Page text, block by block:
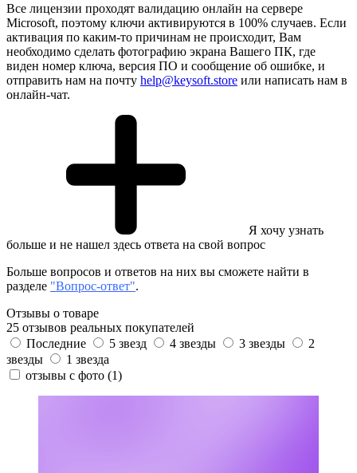
Все лицензии проходят валидацию онлайн на сервере
Microsoft, поэтому ключи активируются в 100% случаев. Если
активация по каким-то причинам не происходит, Вам
необходимо сделать фотографию экрана Вашего ПК, где
виден номер ключа, версия ПО и сообщение об ошибке, и
отправить нам на почту help@keysoft.store или написать нам в
онлайн-чат.
Я хочу узнать
больше и не нашел здесь ответа на свой вопрос
Больше вопросов и ответов на них вы сможете найти в
разделе "Вопрос-ответ".
Отзывы о товаре
25 отзывов реальных покупателей
Последние
5 звезд 4 звезды 3 звезды
2
звезды
1 звезда
отзывы с фото (1)